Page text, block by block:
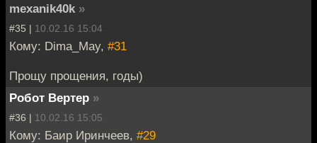
mexanik40k »
#35 | 10.02.16 15:04
Кому: Dima_May, #31
Прощу прощения, годы)
Робот Вертер »
#36 | 10.02.16 15:05
Кому: Баир Иринчеев, #29